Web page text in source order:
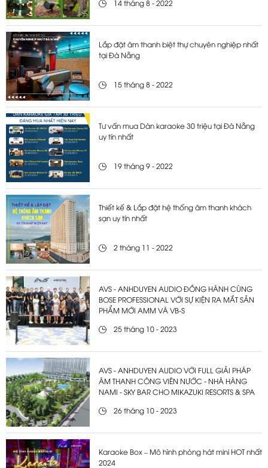
14 tháng 8 - 2022
Lắp đặt âm thanh biệt thự chuyên nghiệp nhất
tại Đà Nẵng
15 tháng 8 - 2022
Tư vấn mua Dàn karaoke 30 triệu tại Đà Nẵng
uy tín nhất
19 tháng 9 - 2022
Thiết kế & Lắp đặt hệ thống âm thanh khách
sạn uy tín nhất
2 tháng 11 - 2022
AVS - ANHDUYEN AUDIO ĐỒNG HÀNH CÙNG
BOSE PROFESSIONAL VỚI SỰ KIỆN RA MẮT SẢN
PHẨM MỚI AMM VÀ VB-S
25 tháng 10 - 2023
AVS - ANHDUYEN AUDIO VỚI FULL GIẢI PHÁP
ÂM THANH CÔNG VIÊN NƯỚC - NHÀ HÀNG
NAMI - SKY BAR CHO MIKAZUKI RESORTS & SPA
26 tháng 10 - 2023
Karaoke Box – Mô hình phòng hát mini HOT nhất
2024